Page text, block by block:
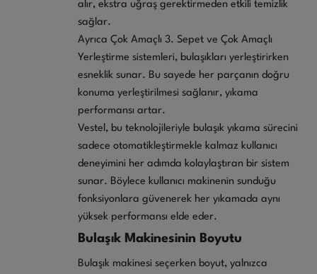
alır, ekstra uğraş gerektirmeden etkili temizlik
sağlar.
Ayrıca Çok Amaçlı 3. Sepet ve Çok Amaçlı
Yerleştirme sistemleri, bulaşıkları yerleştirirken
esneklik sunar. Bu sayede her parçanın doğru
konuma yerleştirilmesi sağlanır, yıkama
performansı artar.
Vestel, bu teknolojileriyle bulaşık yıkama sürecini
sadece otomatikleştirmekle kalmaz kullanıcı
deneyimini her adımda kolaylaştıran bir sistem
sunar. Böylece kullanıcı makinenin sunduğu
fonksiyonlara güvenerek her yıkamada aynı
yüksek performansı elde eder.
Bulaşık Makinesinin Boyutu
Bulaşık makinesi seçerken boyut, yalnızca